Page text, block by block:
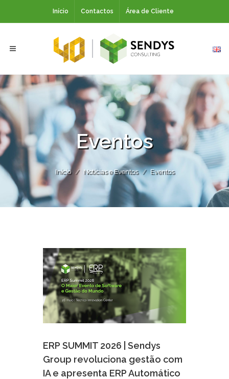
Início Contactos Área de Cliente
Eventos
Início Notícias e Eventos Eventos
ERP SUMMIT 2026 | Sendys
Group revoluciona gestão com
IA e apresenta ERP Automático